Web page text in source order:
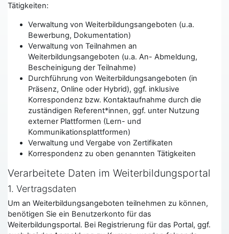
Tätigkeiten:
Verwaltung von Weiterbildungsangeboten (u.a.
Bewerbung, Dokumentation)
Verwaltung von Teilnahmen an
Weiterbildungsangeboten (u.a. An- Abmeldung,
Bescheinigung der Teilnahme)
Durchführung von Weiterbildungsangeboten (in
Präsenz, Online oder Hybrid), ggf. inklusive
Korrespondenz bzw. Kontaktaufnahme durch die
zuständigen Referent*innen, ggf. unter Nutzung
externer Plattformen (Lern- und
Kommunikationsplattformen)
Verwaltung und Vergabe von Zertifikaten
Korrespondenz zu oben genannten Tätigkeiten
Verarbeitete Daten im Weiterbildungsportal
1. Vertragsdaten
Um an Weiterbildungsangeboten teilnehmen zu können,
benötigen Sie ein Benutzerkonto für das
Weiterbildungsportal. Bei Registrierung für das Portal, ggf.